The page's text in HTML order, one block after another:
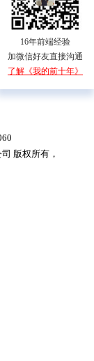
版权所有，
16年前端经验
加微信好友直接沟通
了解《我的前十年》